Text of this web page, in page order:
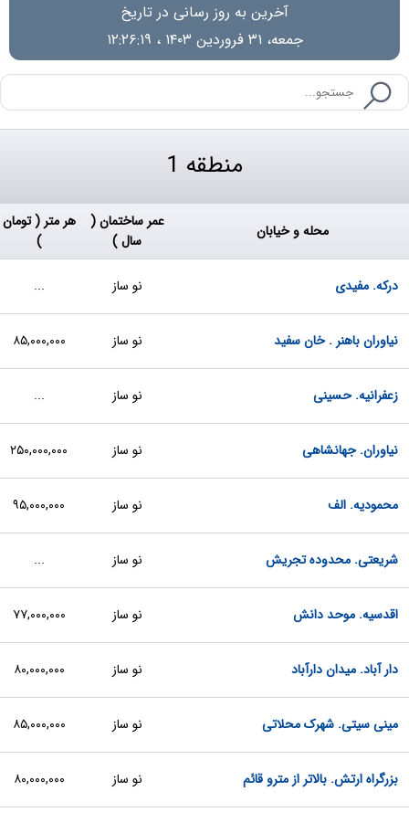
آخرین به روز رسانی در تاریخ
جمعه، ۳۱ فروردین ۱۴۰۳ ، ۱۲:۲۶:۱۹
منطقه 1
محله و خیابان
عمر ساختمان (
سال )
هر متر ( تومان
)
درکه. مفیدی نو ساز ...
نیاوران باهنر . خان سفید نو ساز ۸۵,۰۰۰,۰۰۰
زعفرانیه. حسینی نو ساز ...
نیاوران. جهانشاهی نو ساز ۲۵۰,۰۰۰,۰۰۰
محمودیه. الف نو ساز ۹۵,۰۰۰,۰۰۰
شریعتی. محدوده تجریش نو ساز ...
اقدسیه. موحد دانش نو ساز ۷۷,۰۰۰,۰۰۰
دار آباد. میدان دارآباد نو ساز ۸۰,۰۰۰,۰۰۰
مینی سیتی. شهرک محلاتی نو ساز ۸۵,۰۰۰,۰۰۰
بزرگراه ارتش. بالاتر از مترو قائم نو ساز ۸۰,۰۰۰,۰۰۰